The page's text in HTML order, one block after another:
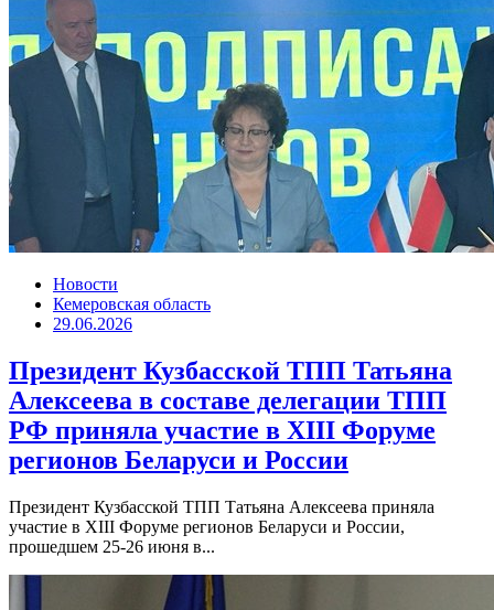
Новости
Кемеровская область
29.06.2026
Президент Кузбасской ТПП Татьяна
Алексеева в составе делегации ТПП
РФ приняла участие в XIII Форуме
регионов Беларуси и России
Президент Кузбасской ТПП Татьяна Алексеева приняла
участие в XIII Форуме регионов Беларуси и России,
прошедшем 25-26 июня в...